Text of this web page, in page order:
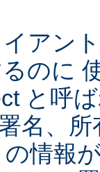
アン
のに
と呼
名、
の情報